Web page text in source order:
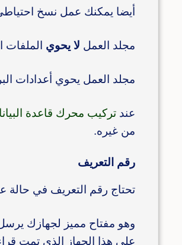
أيضا يمكنك عمل نسخ
مجلد العمل لا يحوي
مجلد العمل يحوي أعدادات
عندتركيب محرك قاعدة
من غيره.
رقم التعريف
تحتاج رقم التعريف في حالة
وهو مفتاح مميز لجهازك يرسل
على هذا الجهاز الذي تمت